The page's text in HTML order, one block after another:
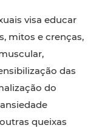
visa educar
mitos e crenças,
das
do
queixas